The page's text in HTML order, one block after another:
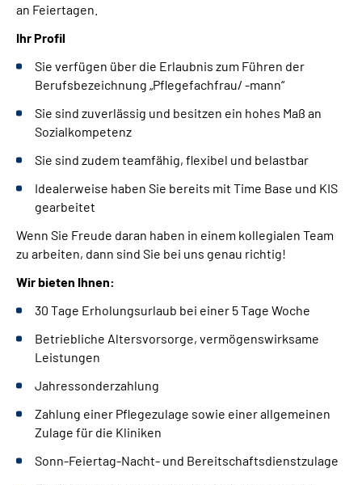
an Feiertagen.
Ihr Profil
Sie verfügen über die Erlaubnis zum Führen der
Berufsbezeichnung „Pflegefachfrau/ -mann“
Sie sind zuverlässig und besitzen ein hohes Maß an
Sozialkompetenz
Sie sind zudem teamfähig, flexibel und belastbar
Idealerweise haben Sie bereits mit Time Base und KIS
gearbeitet
Wenn Sie Freude daran haben in einem kollegialen Team
zu arbeiten, dann sind Sie bei uns genau richtig!
Wir bieten Ihnen:
30 Tage Erholungsurlaub bei einer 5 Tage Woche
Betriebliche Altersvorsorge, vermögenswirksame
Leistungen
Jahressonderzahlung
Zahlung einer Pflegezulage sowie einer allgemeinen
Zulage für die Kliniken
Sonn-Feiertag-Nacht- und Bereitschaftsdienstzulage